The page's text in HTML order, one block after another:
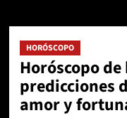
HORÓSCOPO
Horóscopo
predicciones
amor y